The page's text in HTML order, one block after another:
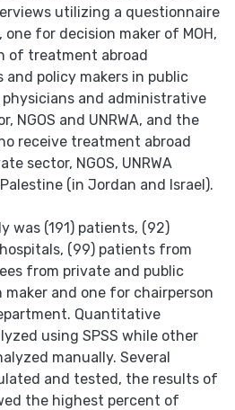
utilizing a questionnaire
for decision maker of MOH,
of treatment abroad
policy makers in public
and administrative
NGOS and UNRWA, and the
receive treatment abroad
sector, NGOS, UNRWA
(in Jordan and Israel).
was (191) patients, (92)
(99) patients from
from private and public
and one for chairperson
Quantitative
using SPSS while other
manually. Several
and tested, the results of
the highest percent of